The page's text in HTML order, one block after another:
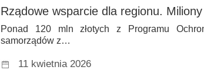
Rządowe wsparcie dla regionu.
Ponad 120 mln złotych z Programu
samorządów z…
11 kwietnia 2026